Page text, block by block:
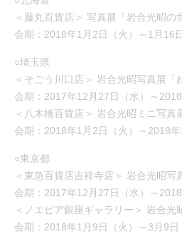
＜藤丸百貨店＞ 写真展「岩合光昭の
会期：2018年1月2日（火）～1月16
○埼玉県
＜そごう川口店＞ 岩合光昭写真展「
会期：2017年12月27日（水）～2018
＜八木橋百貨店＞ 岩合光昭ミニ写真
会期：2018年1月2日（火）～2018年
○東京都
＜東急百貨店吉祥寺店＞ 岩合光昭写
会期：2017年12月27日（水）～2018
＜ノエビア銀座ギャラリー＞ 岩合光
会期：2018年1月9日（火）～3月9日